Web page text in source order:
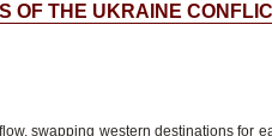
OF THE UKRAINE
swapping western destinations for